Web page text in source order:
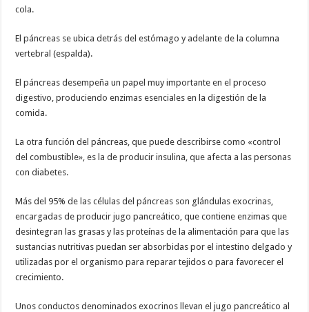
cola.
El páncreas se ubica detrás del estómago y adelante de la columna
vertebral (espalda).
El páncreas desempeña un papel muy importante en el proceso
digestivo, produciendo enzimas esenciales en la digestión de la
comida.
La otra función del páncreas, que puede describirse como «control
del combustible», es la de producir insulina, que afecta a las personas
con diabetes.
Más del 95% de las células del páncreas son glándulas exocrinas,
encargadas de producir jugo pancreático, que contiene enzimas que
desintegran las grasas y las proteínas de la alimentación para que las
sustancias nutritivas puedan ser absorbidas por el intestino delgado y
utilizadas por el organismo para reparar tejidos o para favorecer el
crecimiento.
Unos conductos denominados exocrinos llevan el jugo pancreático al